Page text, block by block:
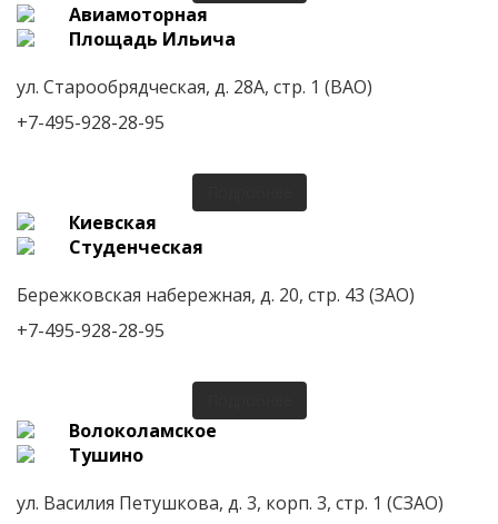
Авиамоторная
Площадь Ильича
ул. Старообрядческая, д. 28А, стр. 1 (ВАО)
+7-495-928-28-95
Киевская
Студенческая
Бережковская набережная, д. 20, стр. 43 (ЗАО)
+7-495-928-28-95
Волоколамское
Тушино
ул. Василия Петушкова, д. 3, корп. 3, стр. 1 (СЗАО)